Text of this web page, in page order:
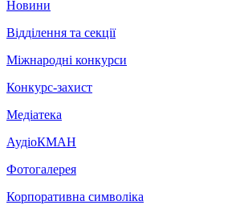
Новини
Відділення та секції
Міжнародні конкурси
Конкурс-захист
Медіатека
АудіоКМАН
Фотогалерея
Корпоративна символіка